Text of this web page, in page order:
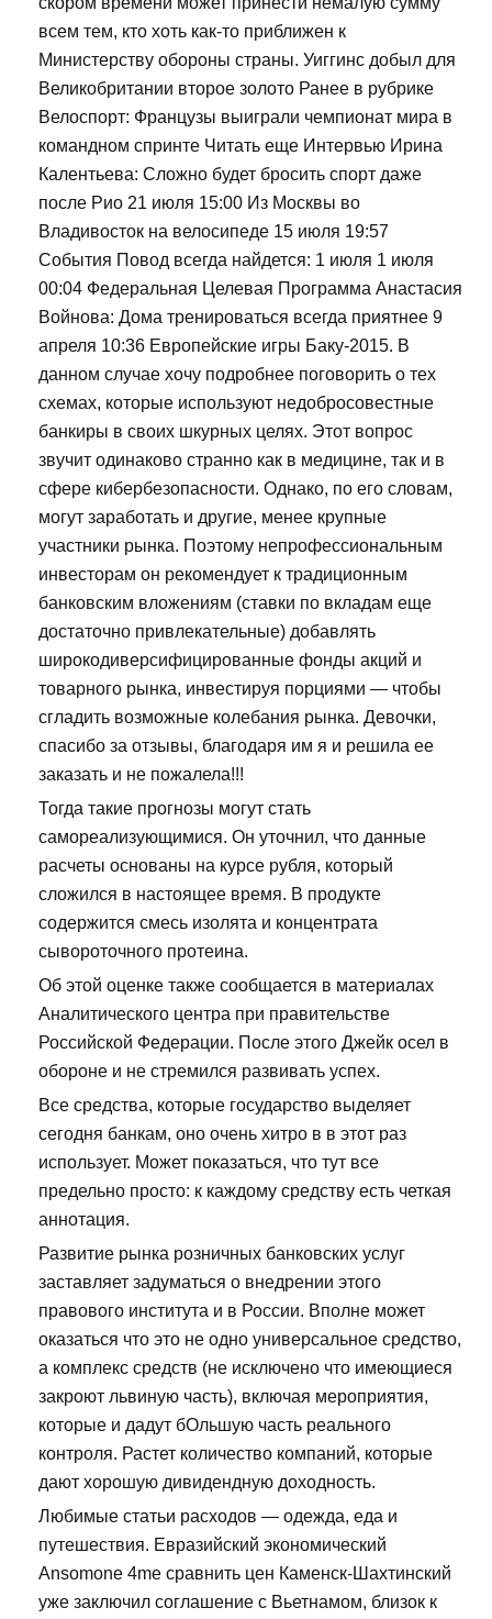
всем тем, кто хоть как-то приближен к
Министерству обороны страны. Уиггинс добыл для
Великобритании второе золото Ранее в рубрике
Велоспорт: Французы выиграли чемпионат мира в
командном спринте Читать еще Интервью Ирина
Калентьева: Сложно будет бросить спорт даже
после Рио 21 июля 15:00 Из Москвы во
Владивосток на велосипеде 15 июля 19:57
События Повод всегда найдется: 1 июля 1 июля
00:04 Федеральная Целевая Программа Анастасия
Войнова: Дома тренироваться всегда приятнее 9
апреля 10:36 Европейские игры Баку-2015. В
данном случае хочу подробнее поговорить о тех
схемах, которые используют недобросовестные
банкиры в своих шкурных целях. Этот вопрос
звучит одинаково странно как в медицине, так и в
сфере кибербезопасности. Однако, по его словам,
могут заработать и другие, менее крупные
участники рынка. Поэтому непрофессиональным
инвесторам он рекомендует к традиционным
банковским вложениям (ставки по вкладам еще
достаточно привлекательные) добавлять
широкодиверсифицированные фонды акций и
товарного рынка, инвестируя порциями — чтобы
сгладить возможные колебания рынка. Девочки,
спасибо за отзывы, благодаря им я и решила ее
заказать и не пожалела!!!
Тогда такие прогнозы могут стать
самореализующимися. Он уточнил, что данные
расчеты основаны на курсе рубля, который
сложился в настоящее время. В продукте
содержится смесь изолята и концентрата
сывороточного протеина.
Об этой оценке также сообщается в материалах
Аналитического центра при правительстве
Российской Федерации. После этого Джейк осел в
обороне и не стремился развивать успех.
Все средства, которые государство выделяет
сегодня банкам, оно очень хитро в в этот раз
использует. Может показаться, что тут все
предельно просто: к каждому средству есть четкая
аннотация.
Развитие рынка розничных банковских услуг
заставляет задуматься о внедрении этого
правового института и в России. Вполне может
оказаться что это не одно универсальное средство,
а комплекс средств (не исключено что имеющиеся
закроют львиную часть), включая мероприятия,
которые и дадут бОльшую часть реального
контроля. Растет количество компаний, которые
дают хорошую дивидендную доходность.
Любимые статьи расходов — одежда, еда и
путешествия. Евразийский экономический
Ansomone 4me сравнить цен Каменск-Шахтинский
уже заключил соглашение с Вьетнамом, близок к